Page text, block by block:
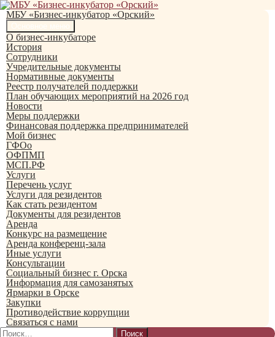
Перейти
содержимому
МБУ «Бизнес-инкубатор «Орский»
Поиск
О бизнес-инкубаторе
История
Сотрудники
Учредительные документы
Нормативные документы
Реестр получателей поддержки
План обучающих мероприятий на 2026 год
Новости
Меры поддержки
Финансовая поддержка предпринимателей
Мой бизнес
ГФОо
ОФПМП
МСП.РФ
Услуги
Перечень услуг
Услуги для резидентов
Как стать резидентом
Документы для резидентов
Аренда
Конкурс на размещение
Аренда конференц-зала
Иные услуги
Консультации
Социальный бизнес г. Орска
Информация для самозанятых
Ярмарки в Орске
Закупки
Противодействие коррупции
Связаться с нами
Найти: